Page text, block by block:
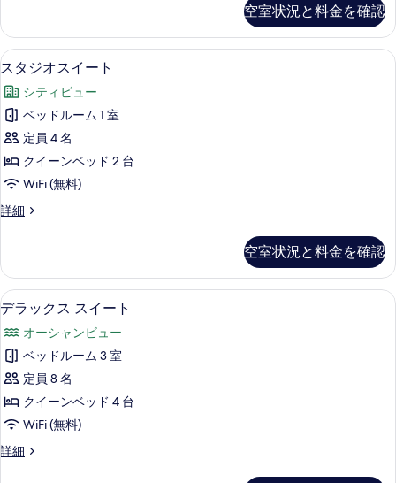
る
ベ
ッ
ド
付
き
の
す
べ
て
写
真
を
表
示
す
る
ー
ベ
ッ
ド
付
き
の
詳
細
ー
ト
2
ベ
ッ
ド
ル
ー
ム
べ
て
の
写
真
を
表
示
す
ア
リ
ー
イ
ー
ト
2
ベ
ッ
ド
ル
詳
細
空室状況と料金を確認
ス
タ
ジ
オ
ス
イ
ト
す
べ
て
の
写
真
を
表
示
スタジオスイート | 羽毛の掛け布団
2
スタジオスイート
シティビュー
ベッドルーム 1 室
定員 4 名
クイーンベッド 2 台
WiFi (無料)
詳細
ス
ス
イ
ー
の
詳
細
空室状況と料金を確認
デ
ッ
ク
ス
ス
ー
デラックス スイート | 羽毛の掛け布
7
デラックス スイート
オーシャンビュー
ベッドルーム 3 室
定員 8 名
クイーンベッド 4 台
WiFi (無料)
詳細
デ